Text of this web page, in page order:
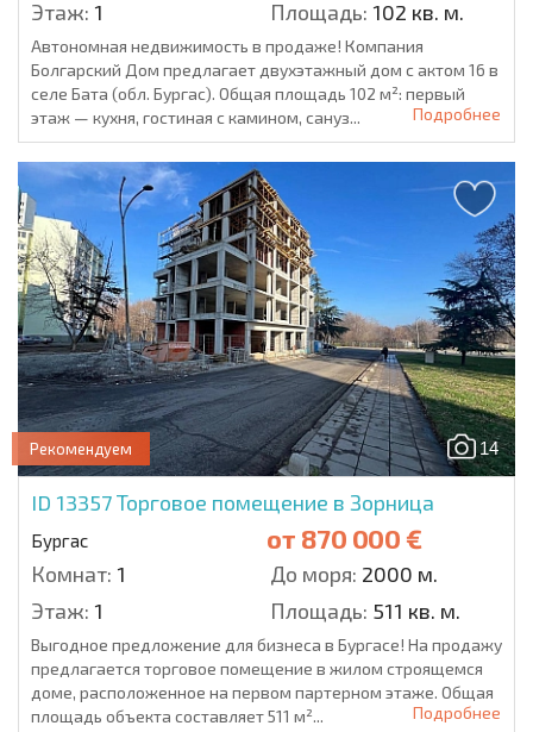
Этаж: 1 Площадь: 102 кв. м.
Автономная недвижимость в продаже! Компания
Болгарский Дом предлагает двухэтажный дом с актом 16 в
селе Бата (обл. Бургас). Общая площадь 102 м²: первый
этаж — кухня, гостиная с камином, сануз...
Подробнее
14
Рекомендуем
ID 13357Торговое помещение в Зорница
Бургас от 870 000 €
Комнат: 1 До моря: 2000 м.
Этаж: 1 Площадь: 511 кв. м.
Выгодное предложение для бизнеса в Бургасе! На продажу
предлагается торговое помещение в жилом строящемся
доме, расположенное на первом партерном этаже. Общая
площадь объекта составляет 511 м²...
Подробнее